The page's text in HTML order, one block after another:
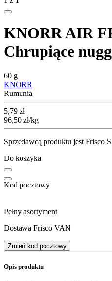
KNORR AIR
Chrupiące
60 g
KNORR
Rumunia
Cena
5,79 zł
96,50 zł/kg
Sprzedawcą produktu jest Frisco
Do koszyka
Kod pocztowy
Pełny asortyment
Dostawa Frisco VAN
Zmień kod pocztowy
Opis produktu